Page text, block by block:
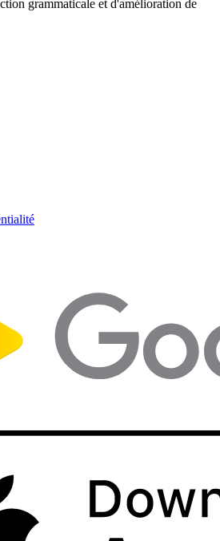
grammaticale et d'amélioration de